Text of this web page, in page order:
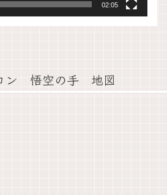
02:05
ン 悟空の手 地図